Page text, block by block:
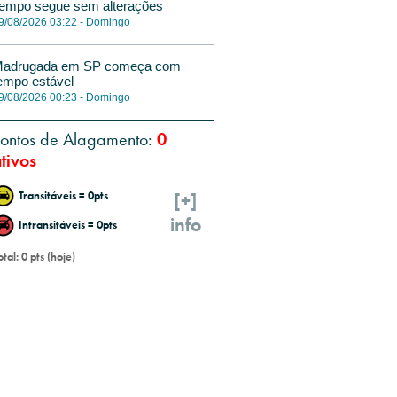
segue sem alterações
08/2026 03:22 - Domingo
em SP começa com
estável
08/2026 00:23 - Domingo
de Alagamento: 0
Transitáveis = 0pts
Intransitáveis = 0pts
[+]
info
0 pts (hoje)